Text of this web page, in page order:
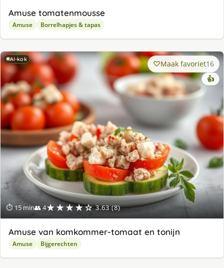
Amuse tomatenmousse
Amuse Borrelhapjes & tapas
AI-kok
⏱ 15 min👥 4★★★★☆ 3.63 (8)
Maak favoriet16
👍
Amuse van komkommer-tomaat en tonijn
Amuse Bijgerechten